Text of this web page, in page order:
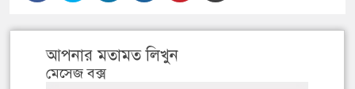
আপনার মতামত লিখুন
মেসেজ বক্স